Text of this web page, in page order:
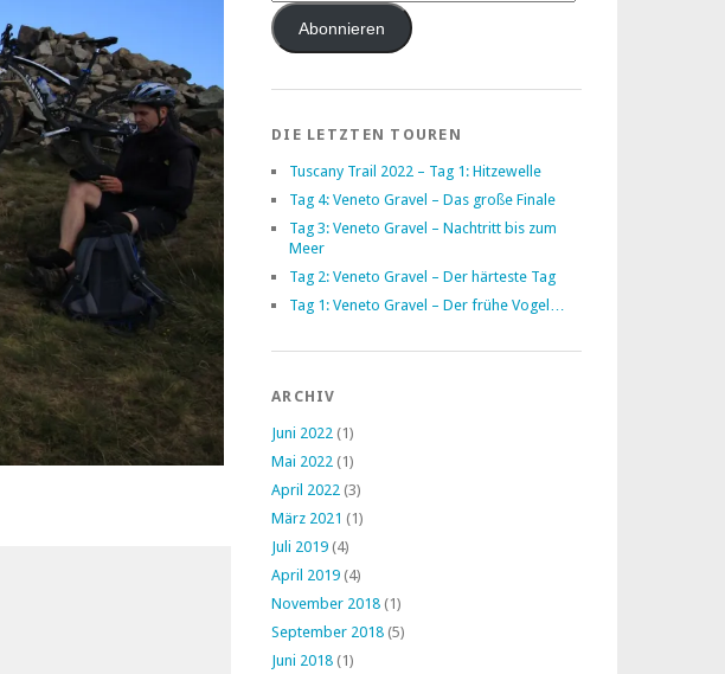
AdresseAbonnieren
DIE LETZTEN TOUREN
Tuscany Trail 2022 – Tag 1: Hitzewelle
Tag 4: Veneto Gravel – Das große Finale
Tag 3: Veneto Gravel – Nachtritt bis zum
Meer
Tag 2: Veneto Gravel – Der härteste Tag
Tag 1: Veneto Gravel – Der frühe Vogel…
ARCHIV
Juni 2022 (1)
Mai 2022 (1)
April 2022 (3)
März 2021 (1)
Juli 2019 (4)
April 2019 (4)
November 2018 (1)
September 2018 (5)
Juni 2018 (1)